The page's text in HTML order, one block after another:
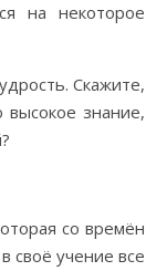
на некоторое
Скажите,
знание,
со времён
своё учение все